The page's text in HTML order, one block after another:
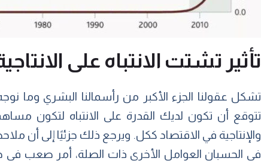
تأثير تشتت الانتباه على
تشكل عقولنا الجزء الأكبر من رأسمالنا البشري وما
تتوقع أن تكون لديك القدرة على الانتباه لتكون
والإنتاجية في الاقتصاد ككل. ويرجع ذلك جزئيًا إلى أن
في الحسبان العوامل الأخرى ذات الصلة، أمر صعب